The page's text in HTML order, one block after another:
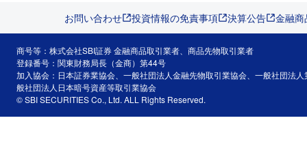
お問い合わせ 投資情報の免責事項 決算公告 金融
商号等：株式会社SBI証券 金融商品取引業者、商品先物取引業者
登録番号：関東財務局長（金商）第44号
加入協会：日本証券業協会、一般社団法人金融先物取引業協会、一般社団法
般社団法人日本暗号資産等取引業協会
© SBI SECURITIES Co., Ltd. ALL Rights Reserved.